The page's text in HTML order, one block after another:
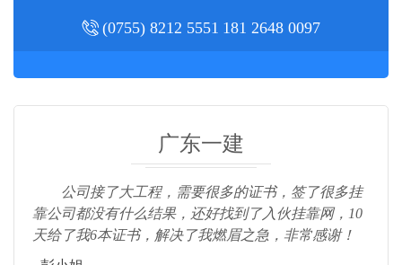
(0755) 8212 5551 181 2648 0097
广东一建
公司接了大工程，需要很多的证书，签了很多挂
靠公司都没有什么结果，还好找到了入伙挂靠网，10
天给了我6本证书，解决了我燃眉之急，非常感谢！